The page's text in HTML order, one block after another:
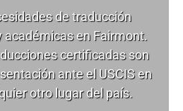
detraducción
académicas en Fairmont.
certificadas son
ante el USCIS en
otro lugar del país.